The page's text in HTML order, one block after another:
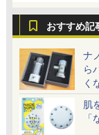
おすすめ記
ナ
ら
く
肌